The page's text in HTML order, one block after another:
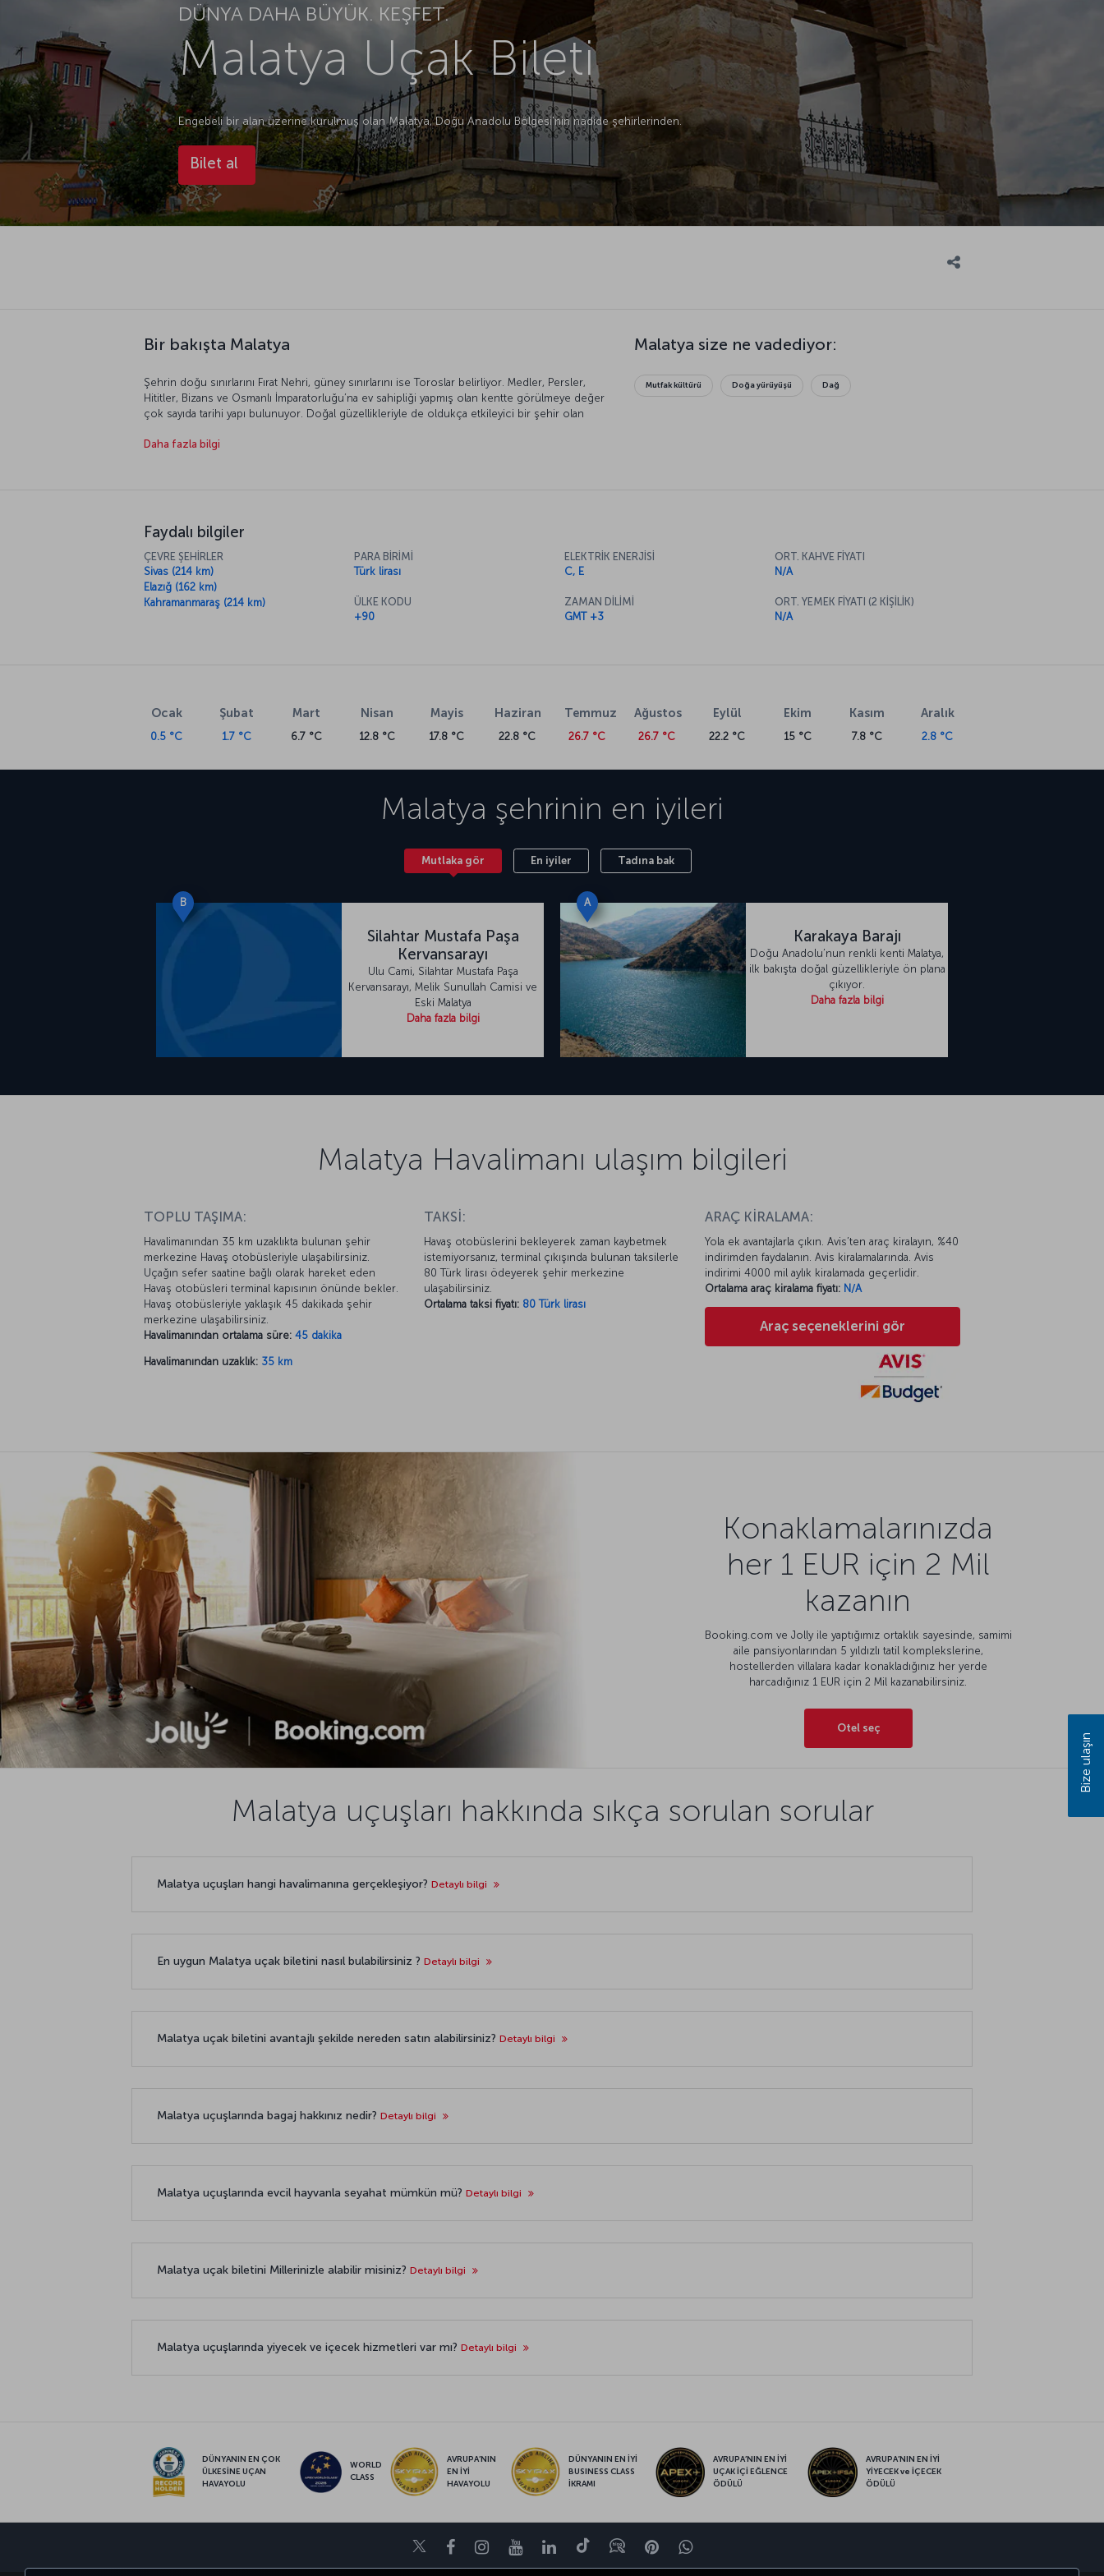
DÜNYA DAHA BÜYÜK. KEŞFET.
Malatya Uçak Bileti
Engebeli bir alan üzerine kurulmuş olan Malatya, Doğu Anadolu Bölgesi'nin nadide şehirlerinden.
Bilet al
Bir bakışta Malatya
Şehrin doğu sınırlarını Fırat Nehri, güney sınırlarını ise Toroslar belirliyor. Medler, Persler,
Hititler, Bizans ve Osmanlı İmparatorluğu’na ev sahipliği yapmış olan kentte görülmeye değer
çok sayıda tarihi yapı bulunuyor. Doğal güzellikleriyle de oldukça etkileyici bir şehir olan
da turizmin merkezlerinden biri olan Malatya’yı daha yakından tanıyalım.
Daha fazla bilgi
Malatya size ne vadediyor:
Mutfak kültürü Doğa yürüyüşü Dağ
Faydalı bilgiler
ÇEVRE ŞEHİRLER
Sivas (214 km)
Elazığ (162 km)
Kahramanmaraş (214 km)
PARA BİRİMİ
Türk lirası
ÜLKE KODU
+90
ELEKTRİK ENERJİSİ
C, E
ZAMAN DİLİMİ
GMT +3
ORT. KAHVE FİYATI
N/A
ORT. YEMEK FİYATI (2 KİŞİLİK)
N/A
Ocak
0.5 °C
Şubat
1.7 °C
Mart
6.7 °C
Nisan
12.8 °C
Mayis
17.8 °C
Haziran
22.8 °C
Temmuz
26.7 °C
Ağustos
26.7 °C
Eylül
22.2 °C
Ekim
15 °C
Kasım
7.8 °C
Aralık
2.8 °C
Malatya şehrinin en iyileri
Mutlaka gör En iyiler Tadına bak
B
Silahtar Mustafa Paşa
Kervansarayı
Ulu Cami, Silahtar Mustafa Paşa
Kervansarayı, Melik Sunullah Camisi ve
Eski Malatya
Daha fazla bilgi
A
Karakaya Barajı
Doğu Anadolu’nun renkli kenti Malatya,
ilk bakışta doğal güzellikleriyle ön plana
çıkıyor.
Daha fazla bilgi
Malatya Havalimanı ulaşım bilgileri
TOPLU TAŞIMA:
Havalimanından 35 km uzaklıkta bulunan şehir
merkezine Havaş otobüsleriyle ulaşabilirsiniz.
Uçağın sefer saatine bağlı olarak hareket eden
Havaş otobüsleri terminal kapısının önünde bekler.
Havaş otobüsleriyle yaklaşık 45 dakikada şehir
merkezine ulaşabilirsiniz.
Havalimanından ortalama süre: 45 dakika
Havalimanından uzaklık: 35 km
TAKSİ:
Havaş otobüslerini bekleyerek zaman kaybetmek
istemiyorsanız, terminal çıkışında bulunan taksilerle
80 Türk lirası ödeyerek şehir merkezine
ulaşabilirsiniz.
Ortalama taksi fiyatı: 80 Türk lirası
ARAÇ KİRALAMA:
Yola ek avantajlarla çıkın. Avis’ten araç kiralayın, %40
indirimden faydalanın. Avis kiralamalarında. Avis
indirimi 4000 mil aylık kiralamada geçerlidir.
Ortalama araç kiralama fiyatı: N/A
Araç seçeneklerini gör
Konaklamalarınızda
her 1 EUR için 2 Mil
kazanın
Booking.com ve Jolly ile yaptığımız ortaklık sayesinde, samimi
aile pansiyonlarından 5 yıldızlı tatil komplekslerine,
hostellerden villalara kadar konakladığınız her yerde
harcadığınız 1 EUR için 2 Mil kazanabilirsiniz.
Otel seç
Malatya uçuşları hakkında sıkça sorulan sorular
Malatya uçuşları hangi havalimanına gerçekleşiyor? Detaylı bilgi
En uygun Malatya uçak biletini nasıl bulabilirsiniz ? Detaylı bilgi
Malatya uçak biletini avantajlı şekilde nereden satın alabilirsiniz? Detaylı bilgi
Malatya uçuşlarında bagaj hakkınız nedir? Detaylı bilgi
Malatya uçuşlarında evcil hayvanla seyahat mümkün mü? Detaylı bilgi
Malatya uçak biletini Millerinizle alabilir misiniz? Detaylı bilgi
Malatya uçuşlarında yiyecek ve içecek hizmetleri var mı? Detaylı bilgi
DÜNYANIN EN ÇOK
ÜLKESİNE UÇAN
HAVAYOLU
WORLD
CLASS
AVRUPA’NIN
EN İYİ
HAVAYOLU
DÜNYANIN EN İYİ
BUSINESS CLASS
İKRAMI
AVRUPA’NIN EN İYİ
UÇAK İÇİ EĞLENCE
ÖDÜLÜ
AVRUPA’NIN EN İYİ
YİYECEK ve İÇECEK
ÖDÜLÜ
TwitterFacebookInstagram
YoutubeLinkedIn
TiktokBlogPinterestWhatsapp
Bize ulaşın